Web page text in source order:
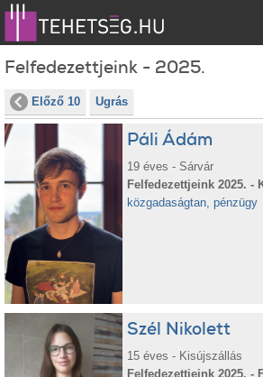
Felfedezettjeink - 2025.
Előző 10 Ugrás
Páli Ádám
19 éves - Sárvár
Felfedezettjeink 2025. -
közgadaságtan, pénzügy
Szél Nikolett
15 éves - Kisújszállás
Felfedezettjeink 2025. -